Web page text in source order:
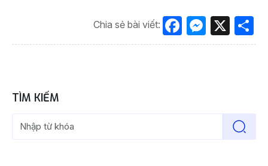
Chia sẻ bài viết: Facebook
X
TÌM KIẾM